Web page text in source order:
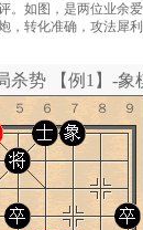
。如图，是两位业余
，转化准确，攻法犀利
杀势 【例1】-象
５６７８９